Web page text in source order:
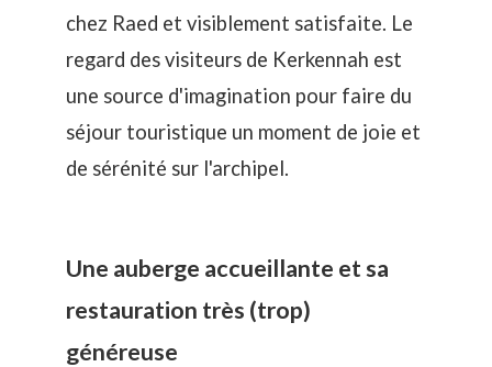
chez Raed et visiblement satisfaite. Le
regard des visiteurs de Kerkennah est
une source d'imagination pour faire du
séjour touristique un moment de joie et
de sérénité sur l'archipel.
Une auberge accueillante et sa
restauration très (trop)
généreuse